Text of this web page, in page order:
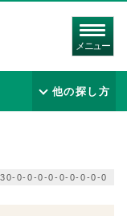
メニュー
他の探し方
0-0-0-0-0-0-0-0-0